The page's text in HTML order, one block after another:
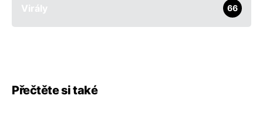
Virály 66
Přečtěte si také